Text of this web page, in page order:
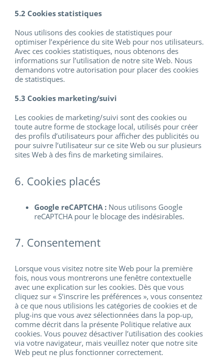
5.2 Cookies statistiques
Nous utilisons des cookies de statistiques pour
optimiser l’expérience du site Web pour nos utilisateurs.
Avec ces cookies statistiques, nous obtenons des
informations sur l’utilisation de notre site Web. Nous
demandons votre autorisation pour placer des cookies
de statistiques.
5.3 Cookies marketing/suivi
Les cookies de marketing/suivi sont des cookies ou
toute autre forme de stockage local, utilisés pour créer
des profils d’utilisateurs pour afficher des publicités ou
pour suivre l’utilisateur sur ce site Web ou sur plusieurs
sites Web à des fins de marketing similaires.
6. Cookies placés
Google reCAPTCHA : Nous utilisons Google
reCAPTCHA pour le blocage des indésirables.
7. Consentement
Lorsque vous visitez notre site Web pour la première
fois, nous vous montrerons une fenêtre contextuelle
avec une explication sur les cookies. Dès que vous
cliquez sur « S’inscrire les préférences », vous consentez
à ce que nous utilisions les catégories de cookies et de
plug-ins que vous avez sélectionnées dans la pop-up,
comme décrit dans la présente Politique relative aux
cookies. Vous pouvez désactiver l’utilisation des cookies
via votre navigateur, mais veuillez noter que notre site
Web peut ne plus fonctionner correctement.